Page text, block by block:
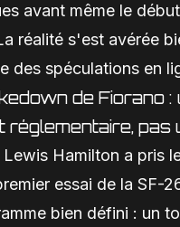
avant même le
réalité s'est avérée
des spéculations en
de Fiorano :
réglementaire, pas
Lewis Hamilton a pris
essai de la SF-
bien défini : un